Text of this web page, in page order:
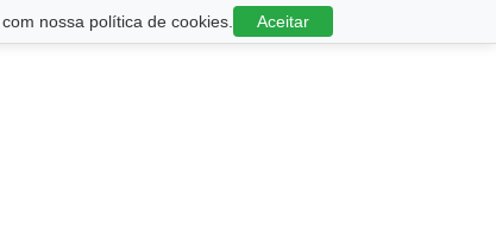
nossa política de cookies. Aceitar